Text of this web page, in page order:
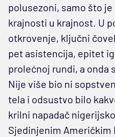
polusezoni, samo što
krajnosti u krajnost. U
otkrovenje, ključni
pet asistencija, epitet
prolećnoj rundi, a onda
Nije više bio ni
tela i odsustvo bilo
krilni napadač
Sjedinjenim Američkim